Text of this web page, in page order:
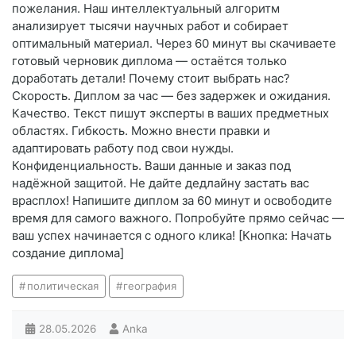
пожелания. Наш интеллектуальный алгоритм
анализирует тысячи научных работ и собирает
оптимальный материал. Через 60 минут вы скачиваете
готовый черновик диплома — остаётся только
доработать детали! Почему стоит выбрать нас?
Скорость. Диплом за час — без задержек и ожидания.
Качество. Текст пишут эксперты в ваших предметных
областях. Гибкость. Можно внести правки и
адаптировать работу под свои нужды.
Конфиденциальность. Ваши данные и заказ под
надёжной защитой. Не дайте дедлайну застать вас
врасплох! Напишите диплом за 60 минут и освободите
время для самого важного. Попробуйте прямо сейчас —
ваш успех начинается с одного клика! [Кнопка: Начать
создание диплома]
политическая география
28.05.2026 Anka